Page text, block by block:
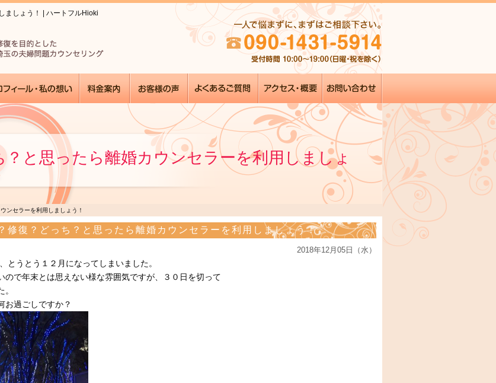
ましょう！ | ハートフルHioki
と思ったら離婚カウンセラーを利用しましょ
ンセラーを利用しましょう！
修復？どっち？と思ったら離婚カウンセラーを利用しましょう！
2018年12月05日（水）
とうとう１２月になってしまいました。
ので年末とは思えない様な雰囲気ですが、３０日を切って
。
お過ごしですか？